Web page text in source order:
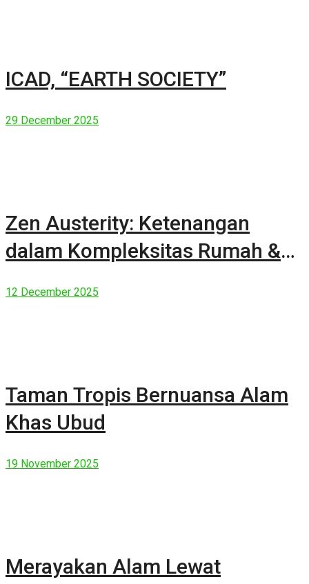
ICAD, “EARTH SOCIETY”
29 December 2025
Zen Austerity: Ketenangan
dalam Kompleksitas Rumah &
12 December 2025
Taman Tropis Bernuansa Alam
Khas Ubud
19 November 2025
Merayakan Alam Lewat